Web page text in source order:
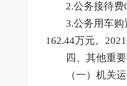
2.公务接待
3.公务用车
162.44万元。
四、其他重
（一）机关